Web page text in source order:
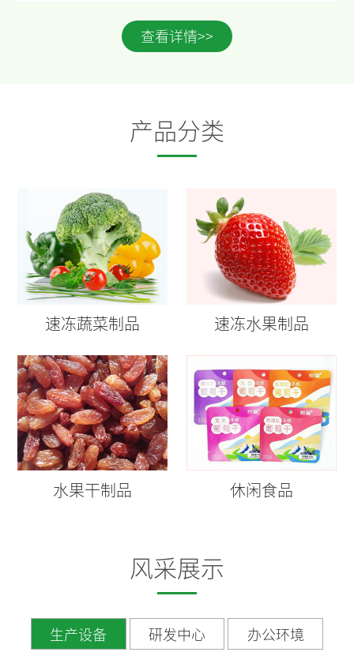
查看详情>>
产品分类
速冻蔬菜制品 速冻水果制品
水果干制品 休闲食品
风采展示
生产设备 研发中心 办公环境